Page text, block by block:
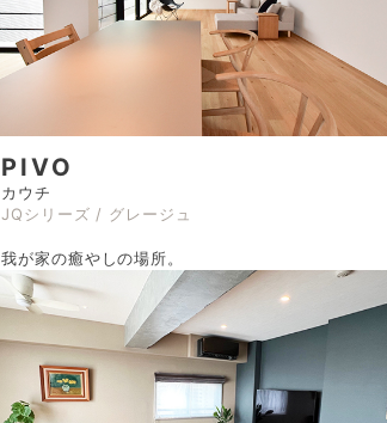
PIVO
カウチ
JQシリーズ / グレージュ
我が家の癒やしの場所。